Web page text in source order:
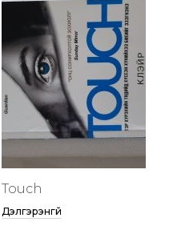
Touch
Дэлгэрэнгүй